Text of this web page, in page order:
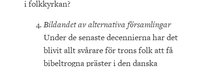
i folkkyrkan?
Bildandet av alternativa församlingar
Under de senaste decennierna har det
blivit allt svårare för trons folk att få
bibeltrogna präster i den danska